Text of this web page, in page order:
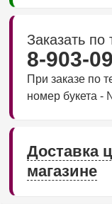
Заказать
8-903-
При заказе по
номер букета -
Доставка
магазине